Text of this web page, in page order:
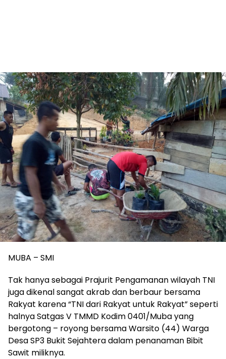
MUBA – SMI
Tak hanya sebagai Prajurit Pengamanan wilayah TNI
juga dikenal sangat akrab dan berbaur bersama
Rakyat karena “TNI dari Rakyat untuk Rakyat” seperti
halnya Satgas V TMMD Kodim 0401/Muba yang
bergotong – royong bersama Warsito (44) Warga
Desa SP3 Bukit Sejahtera dalam penanaman Bibit
Sawit miliknya.